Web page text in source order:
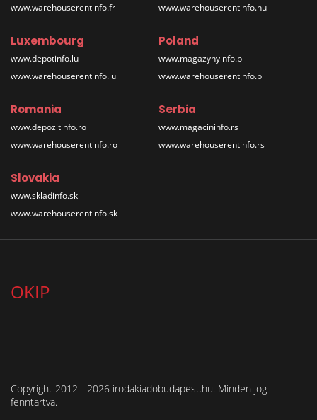
www.warehouserentinfo.fr
www.warehouserentinfo.hu
Luxembourg
www.depotinfo.lu
www.warehouserentinfo.lu
Poland
www.magazynyinfo.pl
www.warehouserentinfo.pl
Romania
www.depozitinfo.ro
www.warehouserentinfo.ro
Serbia
www.magacininfo.rs
www.warehouserentinfo.rs
Slovakia
www.skladinfo.sk
www.warehouserentinfo.sk
OKIP
Copyright 2012 - 2026 irodakiadobudapest.hu. Minden jog
fenntartva.